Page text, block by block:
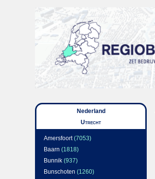
Nederland
Utrecht
Amersfoort(7053)
Baarn (1818)
Bunnik (937)
Bunschoten (1260)